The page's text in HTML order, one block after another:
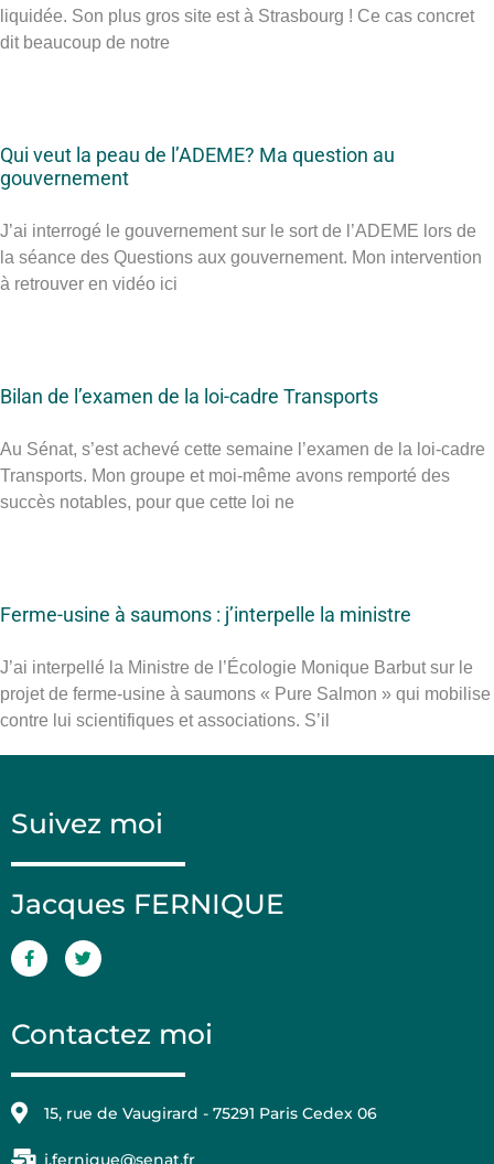
liquidée. Son plus gros site est à Strasbourg ! Ce cas concret
dit beaucoup de notre
Qui veut la peau de l’ADEME? Ma question au
gouvernement
J’ai interrogé le gouvernement sur le sort de l’ADEME lors de
la séance des Questions aux gouvernement. Mon intervention
à retrouver en vidéo ici
Bilan de l’examen de la loi-cadre Transports
Au Sénat, s’est achevé cette semaine l’examen de la loi-cadre
Transports. Mon groupe et moi-même avons remporté des
succès notables, pour que cette loi ne
Ferme-usine à saumons : j’interpelle la ministre
J’ai interpellé la Ministre de l’Écologie Monique Barbut sur le
projet de ferme-usine à saumons « Pure Salmon » qui mobilise
contre lui scientifiques et associations. S’il
Suivez moi
Jacques FERNIQUE
Contactez moi
15, rue de Vaugirard - 75291 Paris Cedex 06
j.fernique@senat.fr